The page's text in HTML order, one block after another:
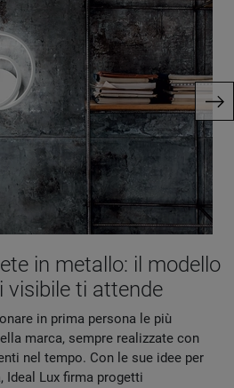
in metallo: il modello
visibile ti attende
in prima persona le più
marca, sempre realizzate con
nel tempo. Con le sue idee per
Ideal Lux firma progetti